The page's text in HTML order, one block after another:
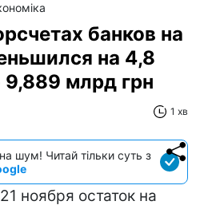
банков на
на 4,8
млрд грн
1 хв
шум! Читай тільки суть з
ноября остаток на